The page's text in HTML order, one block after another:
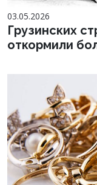
03.05.2026
Грузинских
откормили